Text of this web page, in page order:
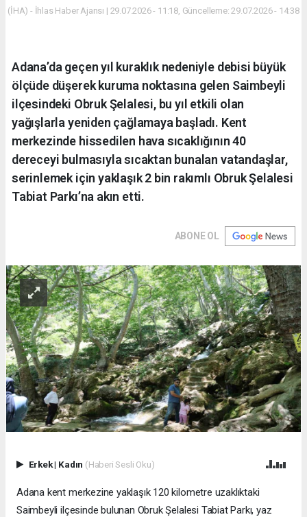
(İHA) - İhlas Haber Ajansı | 29.07.2026 - 11:18, Güncelleme: 29.07.2026 - 14:38
Adana’da geçen yıl kuraklık nedeniyle debisi büyük
ölçüde düşerek kuruma noktasına gelen Saimbeyli
ilçesindeki Obruk Şelalesi, bu yıl etkili olan
yağışlarla yeniden çağlamaya başladı. Kent
merkezinde hissedilen hava sıcaklığının 40
dereceyi bulmasıyla sıcaktan bunalan vatandaşlar,
serinlemek için yaklaşık 2 bin rakımlı Obruk Şelalesi
Tabiat Parkı’na akın etti.
ABONE OL
Erkek| Kadın (Haberi Sesli Oku)
Adana kent merkezine yaklaşık 120 kilometre uzaklıktaki
Saimbeyli ilçesinde bulunan Obruk Şelalesi Tabiat Parkı, yaz